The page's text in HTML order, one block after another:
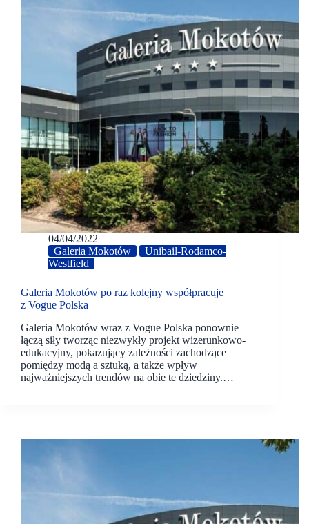
04/04/2022
Galeria Mokotów
Unibail-Rodamco-
Westfield
Galeria Mokotów po raz kolejny współpracuje
z Vogue Polska
Galeria Mokotów wraz z Vogue Polska ponownie
łączą siły tworząc niezwykły projekt wizerunkowo-
edukacyjny, pokazujący zależności zachodzące
pomiędzy modą a sztuką, a także wpływ
najważniejszych trendów na obie te dziedziny.…